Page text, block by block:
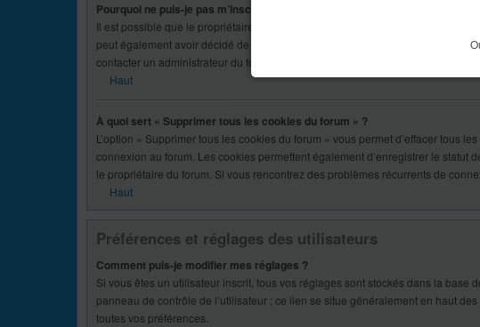
Pourquoi ne puis-je pas m’inscrire ?
Il est possible que le propriétaire du site internet ait banni votre adresse IP ou
peut également avoir décidé de désactiver les inscriptions afin d’empêcher
contacter un administrateur du forum.
Haut
À quoi sert « Supprimer tous les cookies du forum » ?
L’option « Supprimer tous les cookies du forum » vous permet d’effacer tous
connexion au forum. Les cookies permettent également d’enregistrer le statut
le propriétaire du forum. Si vous rencontrez des problèmes récurrents de
Haut
Préférences et réglages des utilisateurs
Comment puis-je modifier mes réglages ?
Si vous êtes un utilisateur inscrit, tous vos réglages sont stockés dans la
panneau de contrôle de l’utilisateur ; ce lien se situe généralement en haut
toutes vos préférences.